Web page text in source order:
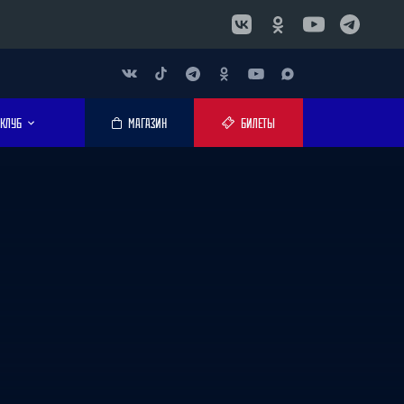
КЛУБ МАГАЗИН БИЛЕТЫ